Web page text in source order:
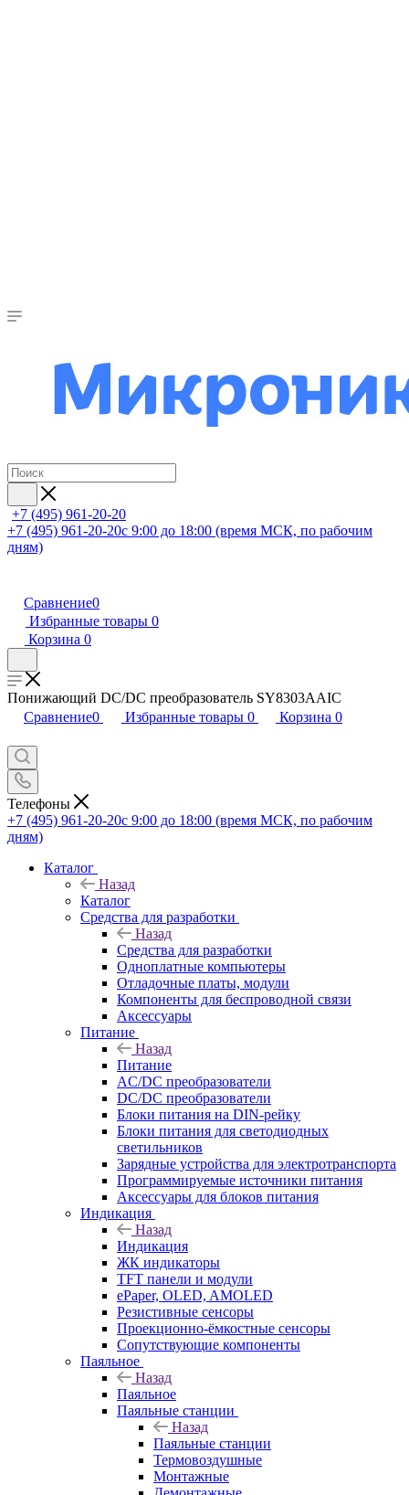
+7 (495) 961-20-20
+7 (495) 961-20-20с 9:00 до 18:00 (время МСК, по рабочим
дням)
Сравнение0
Избранные товары 0
Корзина 0
Понижающий DC/DC преобразователь SY8303AAIC
Сравнение0 Избранные товары 0 Корзина 0
Телефоны
+7 (495) 961-20-20с 9:00 до 18:00 (время МСК, по рабочим
дням)
Каталог
Назад
Каталог
Средства для разработки
Назад
Средства для разработки
Одноплатные компьютеры
Отладочные платы, модули
Компоненты для беспроводной связи
Аксессуары
Питание
Назад
Питание
AC/DC преобразователи
DC/DC преобразователи
Блоки питания на DIN-рейку
Блоки питания для светодиодных
светильников
Зарядные устройства для электротранспорта
Программируемые источники питания
Аксессуары для блоков питания
Индикация
Назад
Индикация
ЖК индикаторы
TFT панели и модули
ePaper, OLED, AMOLED
Резистивные сенсоры
Проекционно-ёмкостные сенсоры
Сопутствующие компоненты
Паяльное
Назад
Паяльное
Паяльные станции
Назад
Паяльные станции
Термовоздушные
Монтажные